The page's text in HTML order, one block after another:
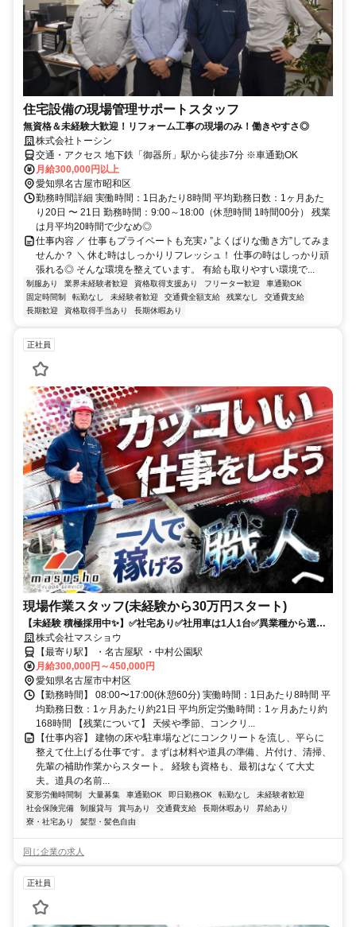
住宅設備の現場管理サポートスタッフ
無資格＆未経験大歓迎！リフォーム工事の現場のみ！働きやすさ◎
株式会社トーシン
交通・アクセス 地下鉄「御器所」駅から徒歩7分 ※車通勤OK
月給300,000円以上
愛知県名古屋市昭和区
勤務時間詳細 実働時間：1日あたり8時間 平均勤務日数：1ヶ月あた
り20日 〜 21日 勤務時間：9:00～18:00（休憩時間 1時間00分） 残業
は月平均20時間で少なめ◎
仕事内容 ／ 仕事もプライベートも充実♪ ”よくばりな働き方”してみま
せんか？ ＼ 休む時はしっかりリフレッシュ！ 仕事の時はしっかり頑
張れる◎ そんな環境を整えています。 有給も取りやすい環境で...
制服あり 業界未経験者歓迎 資格取得支援あり フリーター歓迎
車通勤OK
固定時間制
転勤なし 未経験者歓迎 交通費全額支給 残業なし
交通費支給
長期歓迎
資格取得手当あり 長期休暇あり
正社員
現場作業スタッフ(未経験から30万円スタート)
【未経験 積極採用中✨】✅社宅あり✅社用車は1人1台✅異業種から選ば
れています⭕
株式会社マスショウ
【最寄り駅】 ・名古屋駅 ・中村公園駅
月給300,000円～450,000円
愛知県名古屋市中村区
【勤務時間】 08:00〜17:00(休憩60分) 実働時間：1日あたり8時間 平
均勤務日数：1ヶ月あたり約21日 平均所定労働時間：1ヶ月あたり約
168時間 【残業について】 天候や季節、コンクリ...
【仕事内容】 建物の床や駐車場などにコンクリートを流し、平らに
整えて仕上げる仕事です。まずは材料や道具の準備、片付け、清掃、
先輩の補助作業からスタート。 経験も資格も、最初はなくて大丈
夫。道具の名前...
変形労働時間制 大量募集 車通勤OK 即日勤務OK 転勤なし
未経験者歓迎
社会保険完備
制服貸与 賞与あり 交通費支給 長期休暇あり
昇給あり
寮・社宅あり
髪型・髪色自由
同じ企業の求人
正社員